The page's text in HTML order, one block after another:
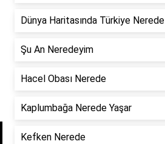
Dünya Haritasında Türkiye Nerede
Şu An Neredeyim
Hacel Obası Nerede
Kaplumbağa Nerede Yaşar
Kefken Nerede